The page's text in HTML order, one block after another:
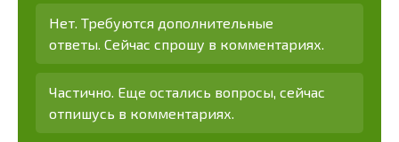
Нет. Требуются дополнительные
ответы. Сейчас спрошу в комментариях.
Частично. Еще остались вопросы, сейчас
отпишусь в комментариях.